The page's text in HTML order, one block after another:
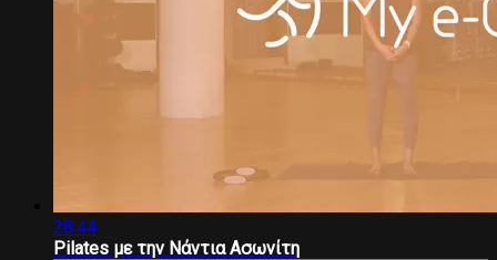
28:44
Pilates με την Νάντια Ασωνίτη